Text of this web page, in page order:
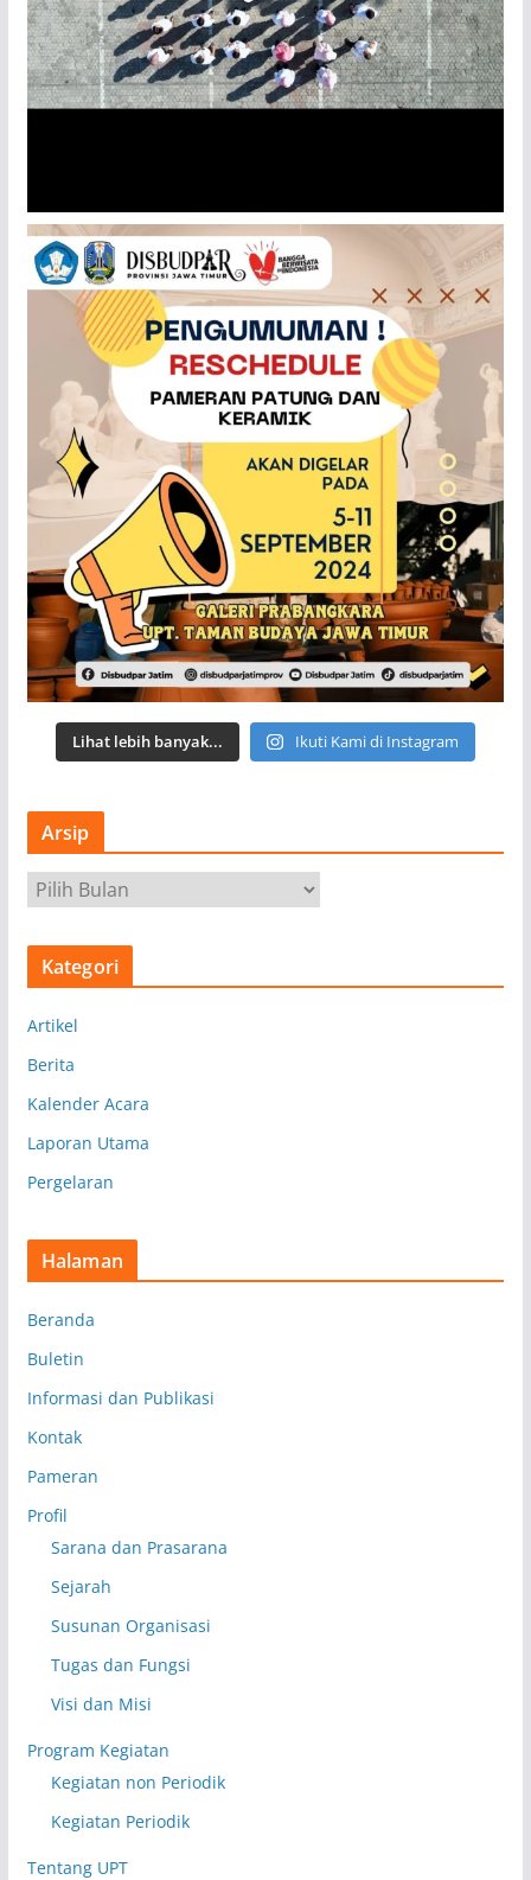
Lihat lebih banyak... Ikuti Kami di Instagram
Arsip
r
s
Kategori
Artikel
Berita
Kalender Acara
Laporan Utama
Pergelaran
Halaman
Beranda
Buletin
Informasi dan Publikasi
Kontak
Pameran
Profil
Sarana dan Prasarana
Sejarah
Susunan Organisasi
Tugas dan Fungsi
Visi dan Misi
Program Kegiatan
Kegiatan non Periodik
Kegiatan Periodik
Tentang UPT